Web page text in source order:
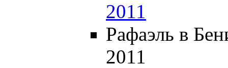
2011
Рафаэль в
2011